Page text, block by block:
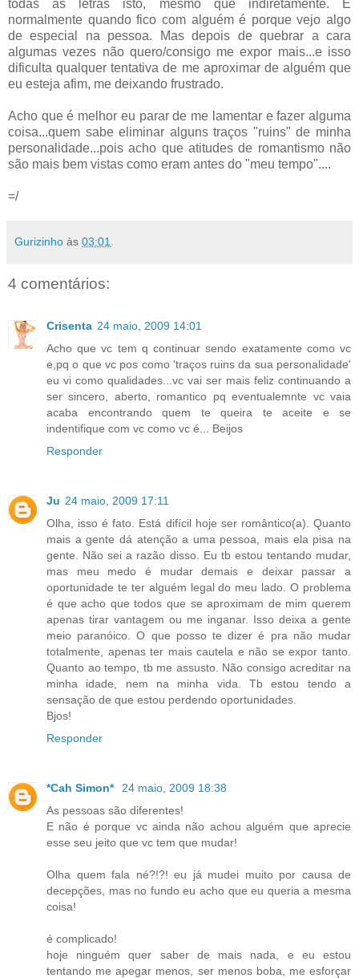
todas as letras isto, mesmo que indiretamente. E
normalmente quando fico com alguém é porque vejo algo
de especial na pessoa. Mas depois de quebrar a cara
algumas vezes não quero/consigo me expor mais...e isso
dificulta qualquer tentativa de me aproximar de alguém que
eu esteja afim, me deixando frustrado.
Acho que é melhor eu parar de me lamentar e fazer alguma
coisa...quem sabe eliminar alguns traços "ruins" de minha
personalidade...pois acho que atitudes de romantismo não
são mais bem vistas como eram antes do "meu tempo"....
=/
Gurizinho às 03:01
4 comentários:
Crisenta 24 maio, 2009 14:01
Acho que vc tem q continuar sendo exatamente como vc
e,pq o que vc pos como 'traços ruins da sua personalidade'
eu vi como qualidades...vc vai ser mais feliz continuando a
ser sincero, aberto, romantico pq eventualemnte vc vaia
acaba encontrando quem te queira te aceite e se
indentifique com vc como vc é... Beijos
Responder
Ju 24 maio, 2009 17:11
Olha, isso é fato. Está difícil hoje ser romântico(a). Quanto
mais a gente dá atenção a uma pessoa, mais ela pisa na
gente. Não sei a razão disso. Eu tb estou tentando mudar,
mas meu medo é mudar demais e deixar passar a
oportunidade te ter alguém legal do meu lado. O problema
é que acho que todos que se aproximam de mim querem
apenas tirar vantagem ou me inganar. Isso deixa a gente
meio paranóico. O que posso te dizer é pra não mudar
totalmente, apenas ter mais cautela e não se expor tanto.
Quanto ao tempo, tb me assusto. Não consigo acreditar na
minha idade, nem na minha vida. Tb estou tendo a
sensação de que estou perdendo oportunidades.
Bjos!
Responder
*Cah Simon*
24 maio, 2009 18:38
As pessoas são diferentes!
E não é porque vc ainda não achou alguém que aprecie
esse seu jeito que vc tem que mudar!
Olha quem fala né?!?! eu já mudei muito por causa de
decepções, mas no fundo eu acho que eu queria a mesma
coisa!
é complicado!
hoje ninguém quer saber de mais nada, e eu estou
tentando me apegar menos, ser menos boba, me esforçar